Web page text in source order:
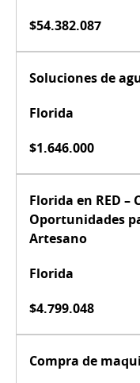
$54.382.087
Soluciones de
Florida
$1.646.000
Florida en RED –
Oportunidades
Artesano
Florida
$4.799.048
Compra de